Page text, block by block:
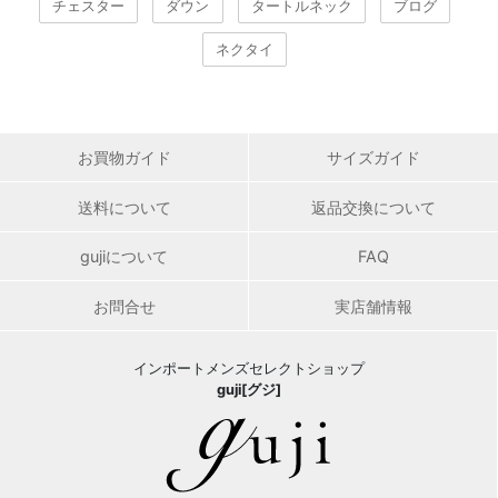
チェスター ダウン タートルネック ブログ
ネクタイ
お買物ガイド サイズガイド
送料について 返品交換について
gujiについて FAQ
お問合せ 実店舗情報
インポートメンズセレクトショップ
guji[グジ]